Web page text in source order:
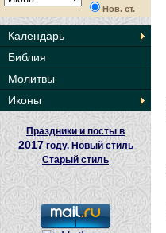
Нов. ст.
Календарь
Библия
Молитвы
Иконы
Праздники и посты в
2017году. Новый стиль
Старый стиль